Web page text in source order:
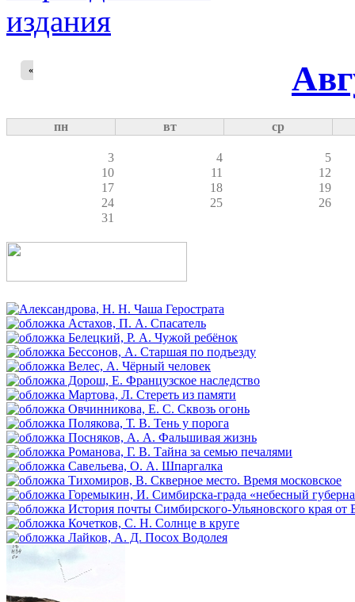
«
пн вт ср
3 4
5
10
11
12
17
18
19
24
25
26
31